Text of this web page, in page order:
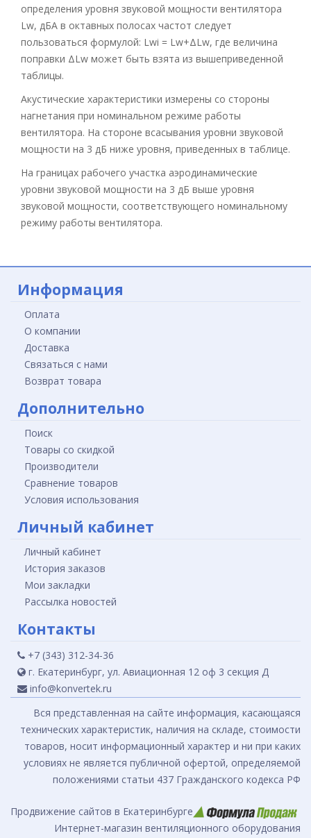
определения уровня звуковой мощности вентилятора
Lw, дБА в октавных полосах частот следует
пользоваться формулой: Lwi = Lw+ΔLw, где величина
поправки ΔLw может быть взята из вышеприведенной
таблицы.
Акустические характеристики измерены со стороны
нагнетания при номинальном режиме работы
вентилятора. На стороне всасывания уровни звуковой
мощности на 3 дБ ниже уровня, приведенных в таблице.
На границах рабочего участка аэродинамические
уровни звуковой мощности на 3 дБ выше уровня
звуковой мощности, соответствующего номинальному
режиму работы вентилятора.
Информация
Оплата
О компании
Доставка
Связаться с нами
Возврат товара
Дополнительно
Поиск
Товары со скидкой
Производители
Сравнение товаров
Условия использования
Личный кабинет
Личный кабинет
История заказов
Мои закладки
Рассылка новостей
Контакты
+7 (343) 312-34-36
г. Екатеринбург, ул. Авиационная 12 оф 3 секция Д
info@konvertek.ru
Вся представленная на сайте информация, касающаяся
технических характеристик, наличия на складе, стоимости
товаров, носит информационный характер и ни при каких
условиях не является публичной офертой, определяемой
положениями статьи 437 Гражданского кодекса РФ
Продвижение сайтов в Екатеринбурге
Интернет-магазин вентиляционного оборудования